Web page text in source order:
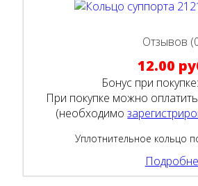
Отзывов
12.00
Бонус при покупке:
При покупке можно
(необходимо
Уплотнительное кольцо